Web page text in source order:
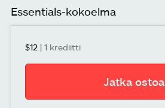
Essentials-kokoelma
$12 | 1 krediitti
Jatka ostoa